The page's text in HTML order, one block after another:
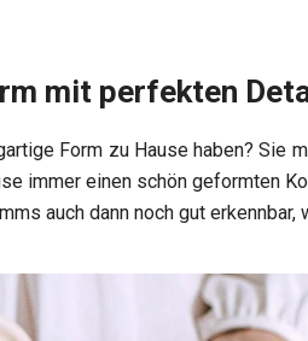
mit perfekten
Form zu Hause haben? Sie
immer einen schön geformten
auch dann noch gut erkennbar,